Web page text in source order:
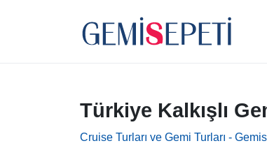
Türkiye Kalkışlı
Cruise Turları ve Gemi Turları -